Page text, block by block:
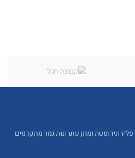
פליז ונירוסטה ומתן פתרונות גמר מתקדמים